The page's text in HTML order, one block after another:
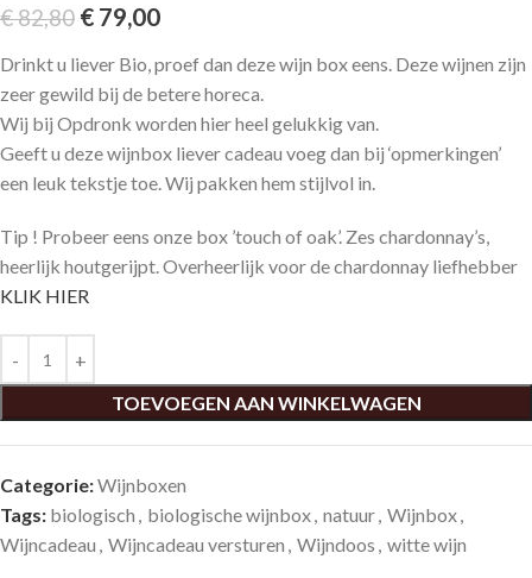
€82,80 € 79,00
Drinkt u liever Bio, proef dan deze wijn box eens. Deze wijnen zijn
zeer gewild bij de betere horeca.
Wij bij Opdronk worden hier heel gelukkig van.
Geeft u deze wijnbox liever cadeau voeg dan bij ‘opmerkingen’
een leuk tekstje toe. Wij pakken hem stijlvol in.
Tip ! Probeer eens onze box ’touch of oak’. Zes chardonnay’s,
heerlijk houtgerijpt. Overheerlijk voor de chardonnay liefhebber
KLIK HIER
TOEVOEGEN AAN WINKELWAGEN
Categorie:Wijnboxen
Tags: biologisch , biologische wijnbox, natuur, Wijnbox,
Wijncadeau , Wijncadeau versturen , Wijndoos , witte wijn